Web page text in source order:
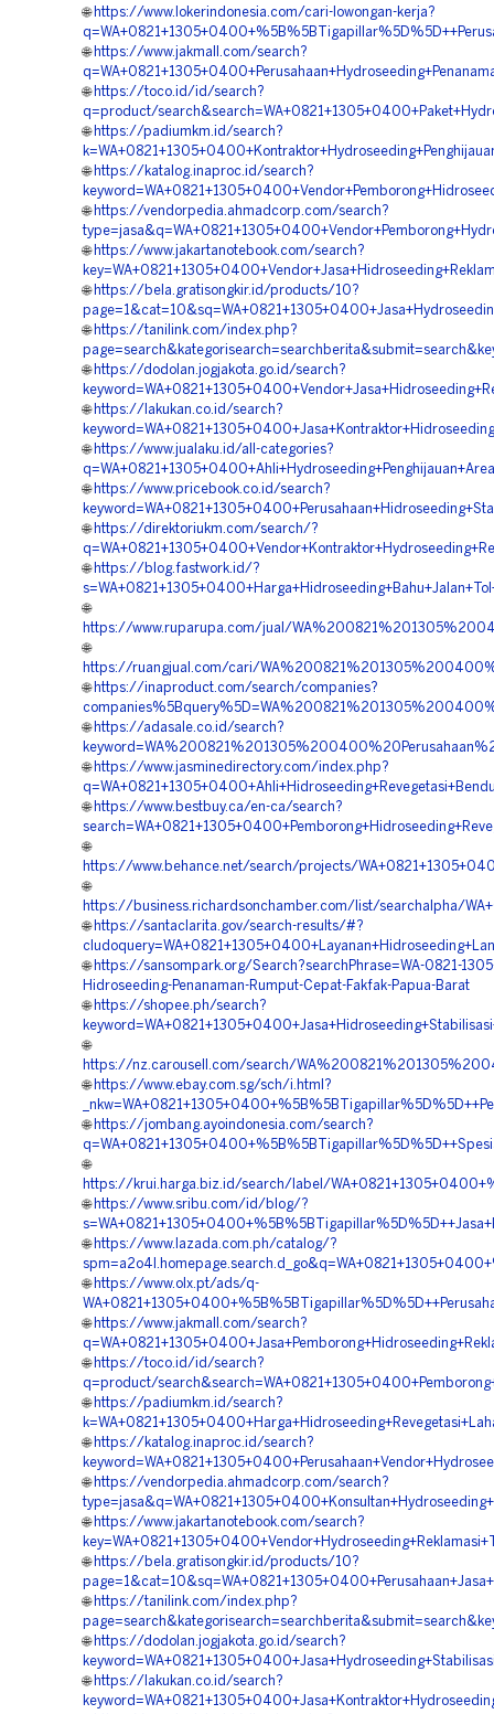
🌐 https://www.lokerindonesia.com/cari-lowongan-kerja?
🌐 https://www.jakmall.com/search?
🌐 https://toco.id/id/search?
q=product/
🌐 https://padiumkm.id/search?
🌐 https://katalog.inaproc.id/search?
🌐 https://vendorpedia.ahmadcorp.com/search?
🌐 https://www.jakartanotebook.com/search?
🌐 https://bela.gratisongkir.id/products/10?
🌐 https://tanilink.com/index.php?
🌐 https://dodolan.jogjakota.go.id/search?
🌐 https://lakukan.co.id/search?
🌐 https://www.jualaku.id/all-categories?
🌐 https://www.pricebook.co.id/search?
🌐 https://direktoriukm.com/search/?
🌐 https://blog.fastwork.id/?
🌐
https://www.ruparupa.com/jual/
🌐
https://ruangjual.com/cari/
🌐 https://inaproduct.com/search/companies?
🌐 https://adasale.co.id/search?
🌐 https://www.jasminedirectory.com/index.php?
🌐 https://www.bestbuy.ca/en-ca/search?
🌐
https://www.behance.net/search/projects/
🌐
https://business.richardsonchamber.com/list/searchalpha/
🌐 https://santaclarita.gov/search-results/#?
🌐 https://sansompark.org/Search?searchPhrase=WA-0821-
Hidroseeding-Penanaman-Rumput-Cepat-Fakfak-Papua-Barat
🌐 https://shopee.ph/search?
🌐
https://nz.carousell.com/search/
🌐 https://www.ebay.com.sg/sch/i.html?
🌐 https://jombang.ayoindonesia.com/search?
🌐
https://krui.harga.biz.id/search/label/
🌐 https://www.sribu.com/id/blog/?
🌐 https://www.lazada.com.ph/catalog/?
🌐 https://www.olx.pt/ads/q-
🌐 https://www.jakmall.com/search?
🌐 https://toco.id/id/search?
q=product/
🌐 https://padiumkm.id/search?
🌐 https://katalog.inaproc.id/search?
🌐 https://vendorpedia.ahmadcorp.com/search?
🌐 https://www.jakartanotebook.com/search?
🌐 https://bela.gratisongkir.id/products/10?
🌐 https://tanilink.com/index.php?
🌐 https://dodolan.jogjakota.go.id/search?
🌐 https://lakukan.co.id/search?